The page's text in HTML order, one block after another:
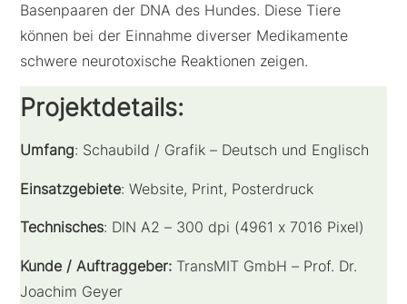
Basenpaaren der DNA des Hundes. Diese Tiere
können bei der Einnahme diverser Medikamente
schwere neurotoxische Reaktionen zeigen.
Projektdetails:
Umfang: Schaubild / Grafik – Deutsch und Englisch
Einsatzgebiete: Website, Print, Posterdruck
Technisches: DIN A2 – 300 dpi (4961 x 7016 Pixel)
Kunde / Auftraggeber: TransMIT GmbH – Prof. Dr.
Joachim Geyer